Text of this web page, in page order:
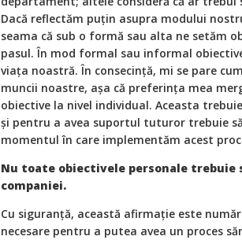
Dacă reflectăm puțin asupra modului
seama că sub o formă sau alta ne setăm
pasul. În mod formal sau informal
viața noastră. În consecință, mi se pare
muncii noastre, așa că preferința mea
obiective la nivel individual. Aceasta
și pentru a avea suportul tuturor trebuie
momentul în care implementăm acest
Nu toate obiectivele personale
companiei.
Cu siguranță, această afirmație este
necesare pentru a putea avea un proces